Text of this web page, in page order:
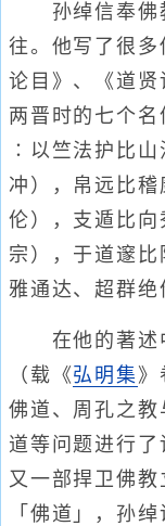
孙绰信奉佛教
往。他写了很多
论目》、《道
两晋时的七个名
∶以竺法护比山
冲），帛远比
伦），支遁比向
宗），于道邃
雅通达、超群绝
在他的著述中
（载《弘明集 》
佛道、周孔之
道等问题进行
又一部捍卫佛
「佛道」，孙